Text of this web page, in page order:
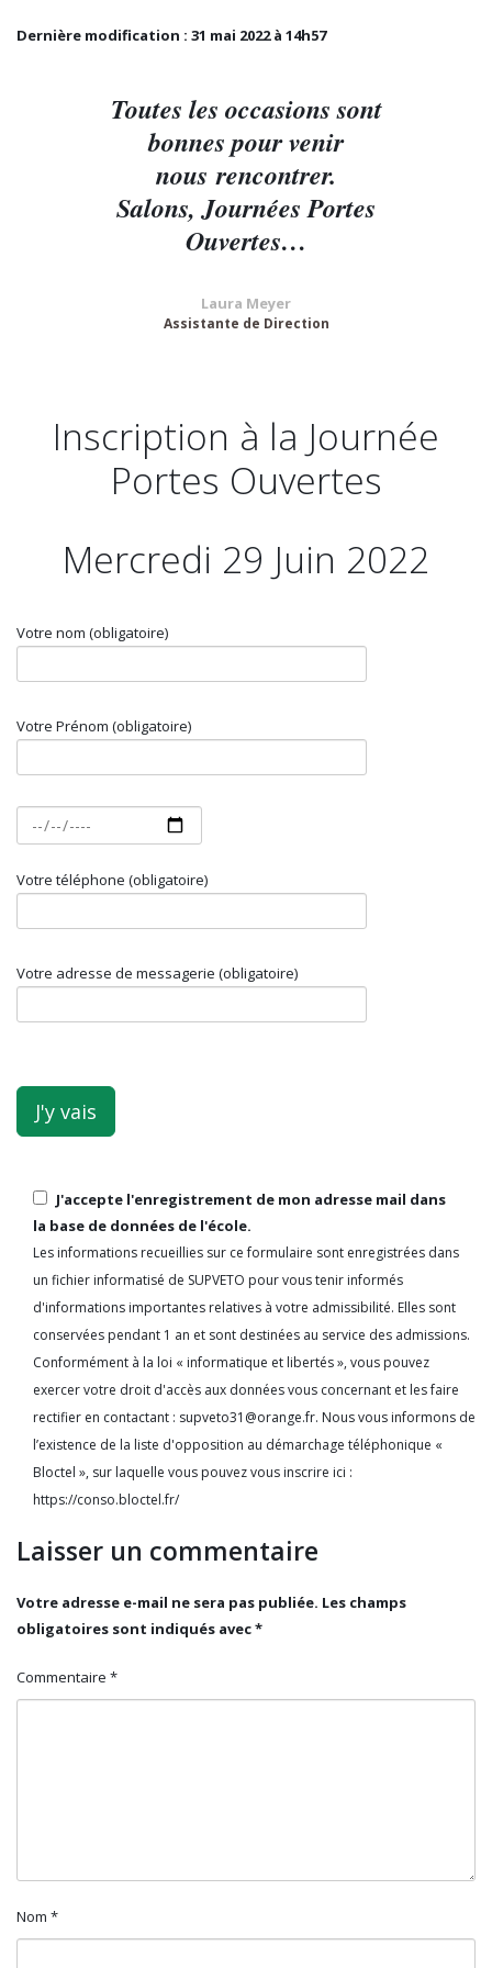
Dernière modification : 31 mai 2022 à 14h57
Toutes les occasions sont
bonnes pour venir
nous rencontrer.
Salons, Journées Portes
Ouvertes…
Laura Meyer
Assistante de Direction
Inscription à la Journée
Portes Ouvertes
Mercredi 29 Juin 2022
Votre nom (obligatoire)
Votre Prénom (obligatoire)
Votre téléphone (obligatoire)
Votre adresse de messagerie (obligatoire)
J'accepte l'enregistrement de mon adresse mail dans
la base de données de l'école.
Les informations recueillies sur ce formulaire sont enregistrées dans
un fichier informatisé de SUPVETO pour vous tenir informés
d'informations importantes relatives à votre admissibilité. Elles sont
conservées pendant 1 an et sont destinées au service des admissions.
Conformément à la loi « informatique et libertés », vous pouvez
exercer votre droit d'accès aux données vous concernant et les faire
rectifier en contactant : supveto31@orange.fr. Nous vous informons de
l’existence de la liste d'opposition au démarchage téléphonique «
Bloctel », sur laquelle vous pouvez vous inscrire ici :
https://conso.bloctel.fr/
Laisser un commentaire
Votre adresse e-mail ne sera pas publiée. Les champs
obligatoires sont indiqués avec*
Commentaire *
Nom *